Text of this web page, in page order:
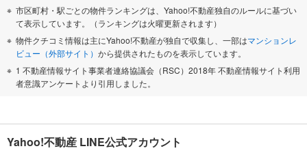
市区町村・駅ごとの物件ランキングは、Yahoo!不動産独自のルールに基づい
て表示しています。（ランキングは火曜更新されます）
物件クチコミ情報は主にYahoo!不動産が独自で収集し、一部はマンションレ
ビュー（外部サイト） から提供されたものを表示しています。
1 不動産情報サイト事業者連絡協議会（RSC）2018年 不動産情報サイト利用
者意識アンケートより引用しました。
Yahoo!不動産 LINE公式アカウント